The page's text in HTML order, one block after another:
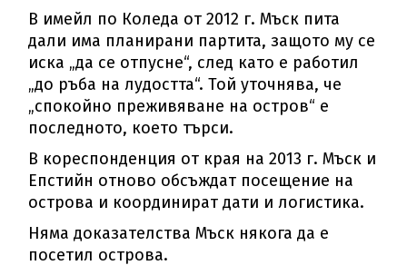
В имейл по Коледа от 2012 г. Мъск пита
дали има планирани партита, защото му се
иска „да се отпусне“, след като е работил
„до ръба на лудостта“. Той уточнява, че
„спокойно преживяване на остров“ е
последното, което търси.
В кореспонденция от края на 2013 г. Мъск и
Епстийн отново обсъждат посещение на
острова и координират дати и логистика.
Няма доказателства Мъск някога да е
посетил острова.